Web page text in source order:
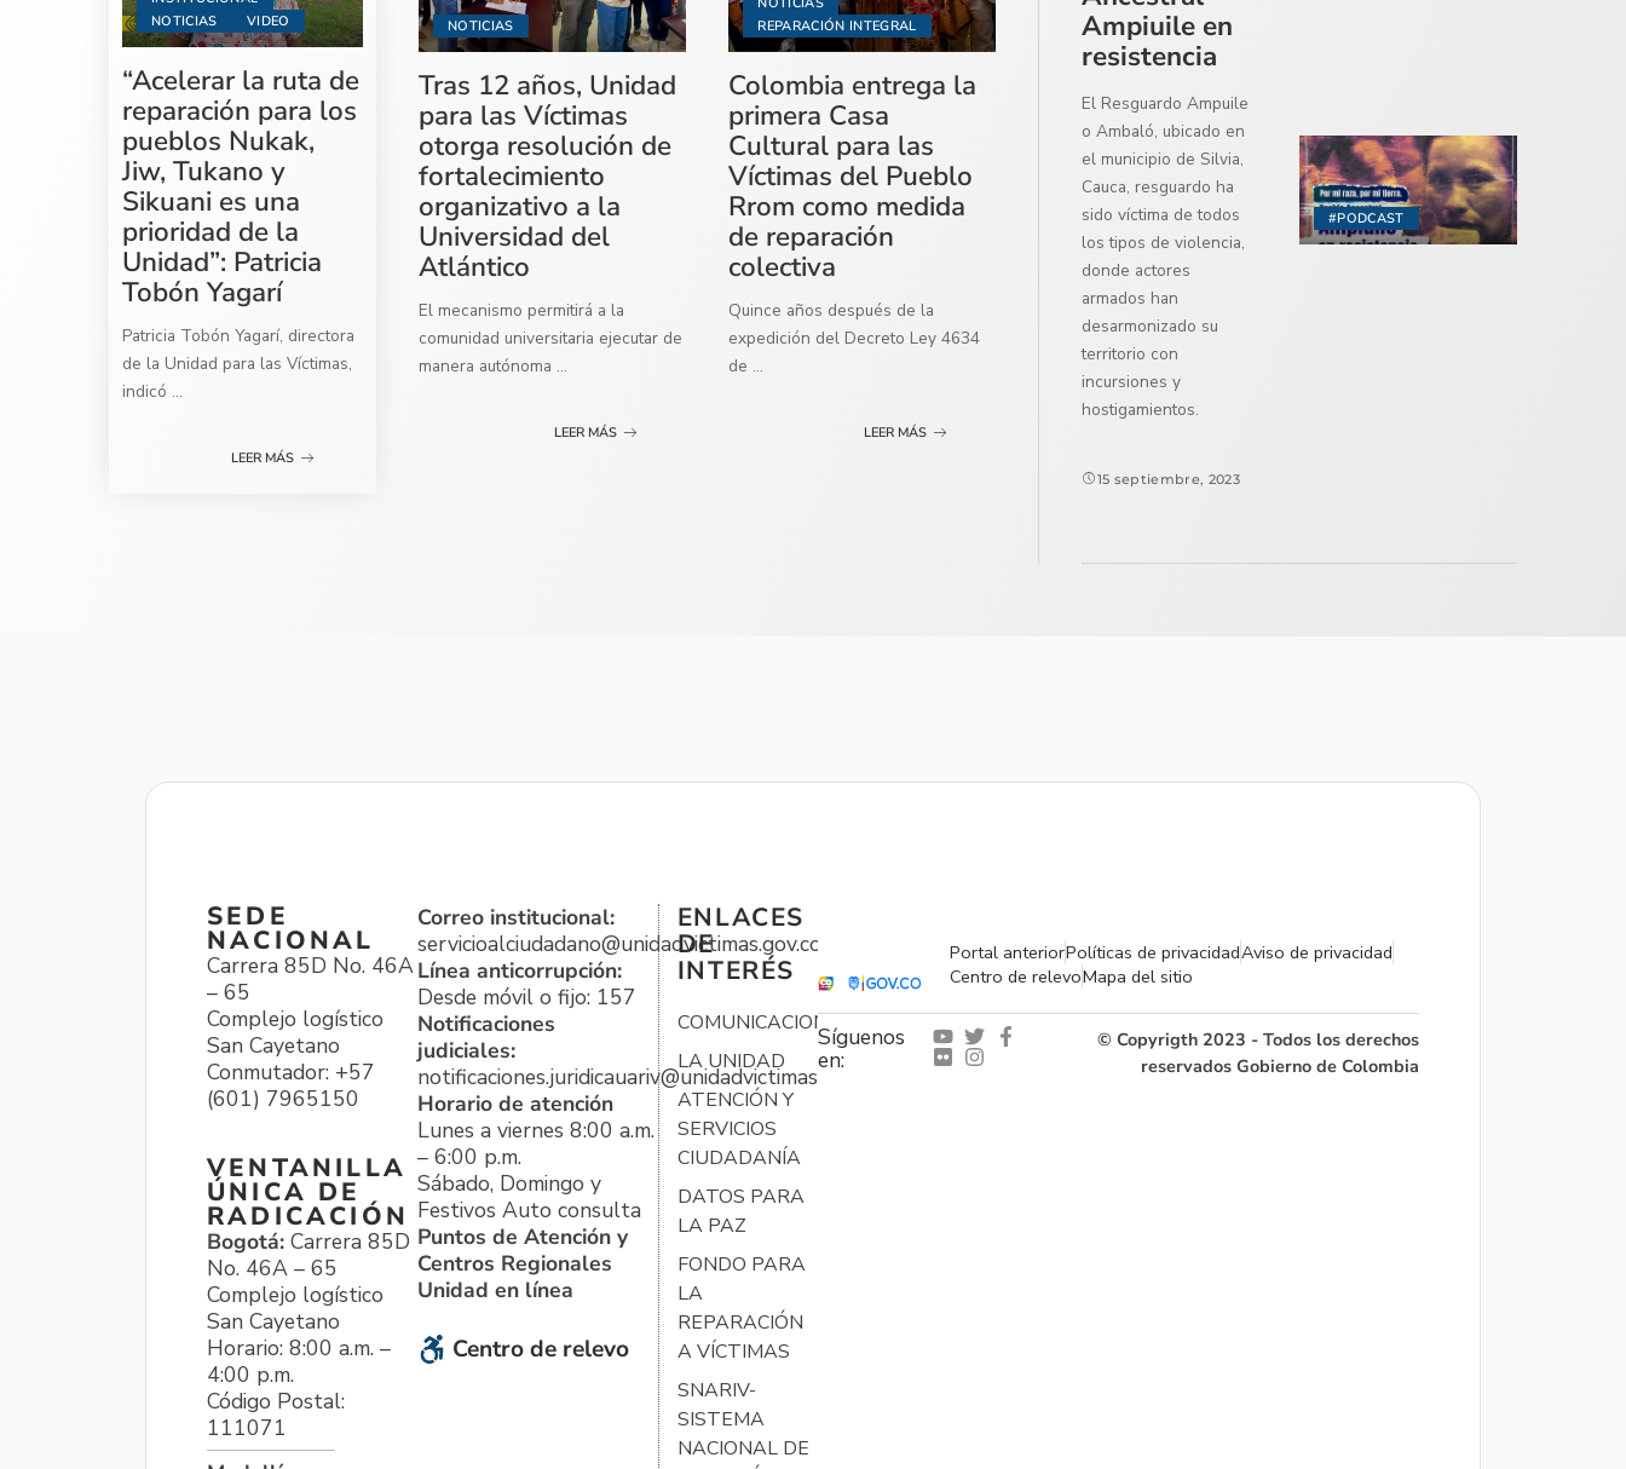
NOTICIAS
VIDEO
“Acelerar la ruta de
reparación para los
pueblos Nukak,
Jiw, Tukano y
Sikuani es una
prioridad de la
Unidad”: Patricia
Tobón Yagarí
Patricia Tobón Yagarí, directora
de la Unidad para las Víctimas,
indicó ...
LEER MÁS
NOTICIAS
Tras 12 años, Unidad
para las Víctimas
otorga resolución de
fortalecimiento
organizativo a la
Universidad del
Atlántico
El mecanismo permitirá a la
comunidad universitaria ejecutar de
manera autónoma ...
LEER MÁS
REPARACIÓN INTEGRAL
Colombia entrega la
primera Casa
Cultural para las
Víctimas del Pueblo
Rrom como medida
de reparación
colectiva
Quince años después de la
expedición del Decreto Ley 4634
de ...
LEER MÁS
#PODCAST
Ampiuile en
resistencia
El Resguardo Ampuile
o Ambaló, ubicado en
el municipio de Silvia,
Cauca, resguardo ha
sido víctima de todos
los tipos de violencia,
donde actores
armados han
desarmonizado su
territorio con
incursiones y
hostigamientos.
15 septiembre, 2023
SEDE
NACIONAL
Carrera 85D No. 46A
– 65
Complejo logístico
San Cayetano
Conmutador: +57
(601) 7965150
VENTANILLA
ÚNICA DE
RADICACIÓN
Bogotá: Carrera 85D
No. 46A – 65
Complejo logístico
San Cayetano
Horario: 8:00 a.m. –
4:00 p.m.
Código Postal:
111071
Correo institucional:
servicioalciudadano@unidadvictimas.gov.co
Línea anticorrupción:
Desde móvil o fijo: 157
Notificaciones
judiciales:
notificaciones.juridicauariv@unidadvictimas.gov.co
Horario de atención
Lunes a viernes 8:00 a.m.
– 6:00 p.m.
Sábado, Domingo y
Festivos Auto consulta
Puntos de Atención y
Centros Regionales
Unidad en línea
Centro de relevo
ENLACES
DE
INTERÉS
COMUNICACIONES
LA UNIDAD
ATENCIÓN Y
SERVICIOS
CIUDADANÍA
DATOS PARA
LA PAZ
FONDO PARA
LA
REPARACIÓN
A VÍCTIMAS
SNARIV-
SISTEMA
NACIONAL DE
Portal anteriorPolíticas de privacidadAviso de privacidad
Centro de relevoMapa del sitio
Síguenos
en:
© Copyrigth 2023 - Todos los derechos
reservados Gobierno de Colombia